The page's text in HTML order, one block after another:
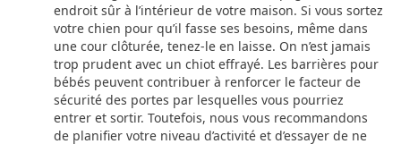
endroit sûr à l’intérieur de votre maison. Si vous sortez
votre chien pour qu’il fasse ses besoins, même dans
une cour clôturée, tenez-le en laisse. On n’est jamais
trop prudent avec un chiot effrayé. Les barrières pour
bébés peuvent contribuer à renforcer le facteur de
sécurité des portes par lesquelles vous pourriez
entrer et sortir. Toutefois, nous vous recommandons
de planifier votre niveau d’activité et d’essayer de ne